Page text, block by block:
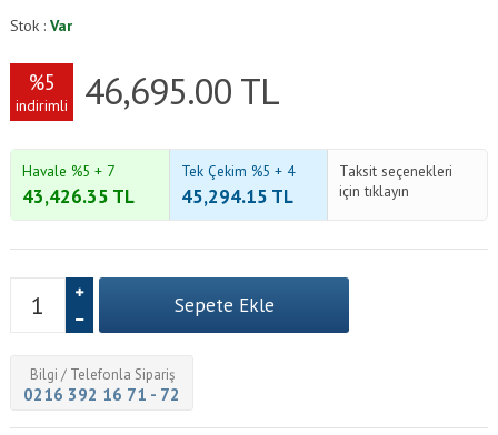
Stok :Var
%5
indirimli 46,695.00 TL
Havale %5 + 7
43,426.35 TL
Tek Çekim %5 + 4
45,294.15 TL
Taksit seçenekleri
için tıklayın
Bilgi / Telefonla Sipariş
0216 392 16 71 - 72